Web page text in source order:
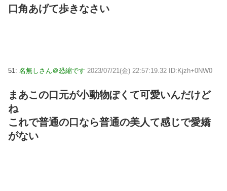
口角あげて歩きなさい
51: 名無しさん＠恐縮です 2023/07/21(金) 22:57:19.32 ID:Kjzh+0NW0
まあこの口元が小動物ぽくて可愛いんだけど
ね
これで普通の口なら普通の美人て感じで愛嬌
がない